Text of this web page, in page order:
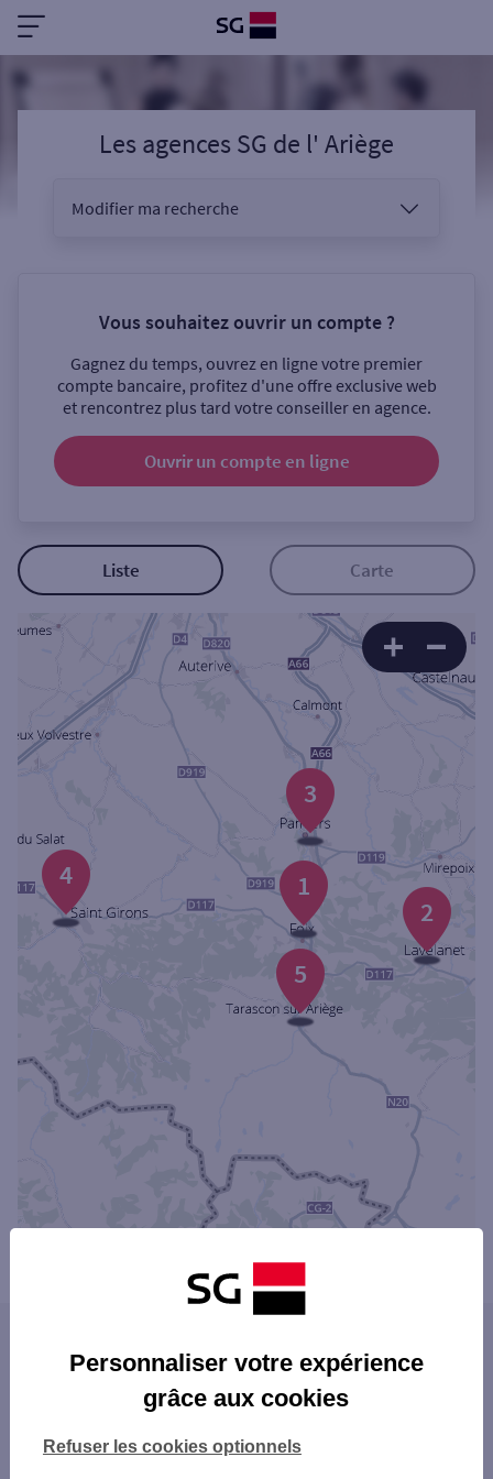
Les agences SG de l' Ariège
Modifier ma recherche
Sélectionnez votre recherche
Ouverte le samedi
Coffre-fort
Autour de moi
ou
Ville / Code postal
Rechercher
Vous souhaitez ouvrir un compte ?
Gagnez du temps, ouvrez en ligne votre premier
compte bancaire, profitez d'une offre exclusive web
et rencontrez plus tard votre conseiller en agence.
Ouvrir un compte en ligne
Liste Carte
5
4
3
2
1
département
limitrophes
Personnaliser votre expérience
grâce aux cookies
Refuser les cookies optionnels